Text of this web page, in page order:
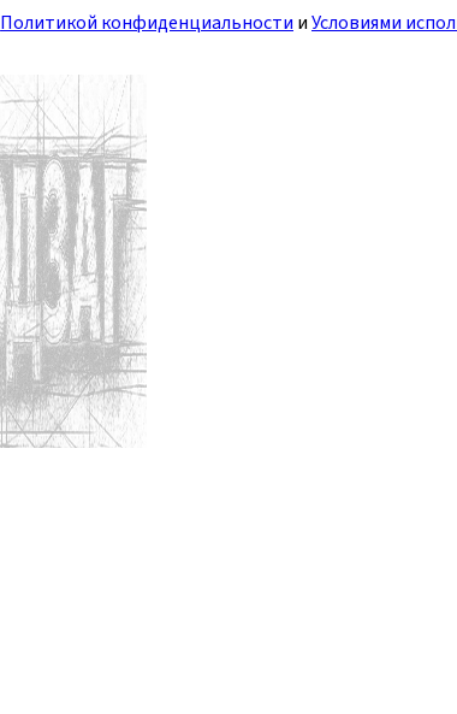
Политикой конфиденциальности иУсловиями